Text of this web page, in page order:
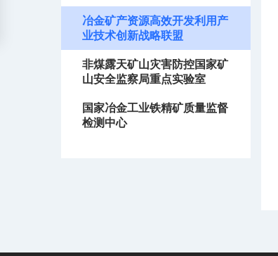
冶金矿产资源高效开发利用产
业技术创新战略联盟
非煤露天矿山灾害防控国家矿
山安全监察局重点实验室
国家冶金工业铁精矿质量监督
检测中心